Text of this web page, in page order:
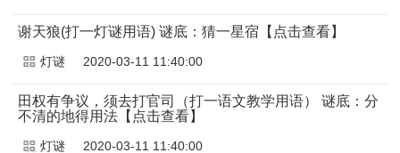
谢天狼(打一灯谜用语) 谜底：猜一星宿【点击查看】
2020-03-11 11:40:00
灯谜
田权有争议，须去打官司（打一语文教学用语） 谜底：分
不清的地得用法【点击查看】
2020-03-11 11:40:00
灯谜